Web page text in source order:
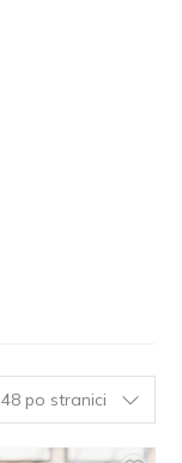
48 po stranici